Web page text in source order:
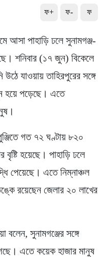
ফ+ ফ- ফ
আসা পাহাড়ি ঢলে সুনামগঞ্জ-
শনিবার (১৭ জুন) বিকেলে
যাওয়ায় তাহিরপুরের সঙ্গে
হয়ে পড়েছে। এতে
গত ৭২ ঘণ্টায় ৮২০
বৃষ্টি হয়েছে। পাহাড়ি ঢলে
পেয়েছে। এতে নিম্নাঞ্চল
রয়েছেন জেলার ২০ লাখের
বলেন, সুনামগঞ্জের সঙ্গে
এতে কয়েক হাজার মানুষ